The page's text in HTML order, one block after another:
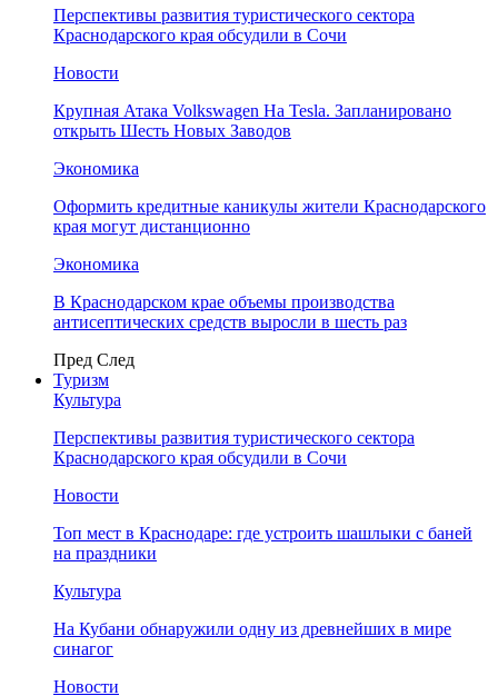
Перспективы развития туристического сектора
Краснодарского края обсудили в Сочи
Новости
Крупная Атака Volkswagen На Tesla. Запланировано
открыть Шесть Новых Заводов
Экономика
Оформить кредитные каникулы жители Краснодарского
края могут дистанционно
Экономика
В Краснодарском крае объемы производства
антисептических средств выросли в шесть раз
Пред След
Туризм
Культура
Перспективы развития туристического сектора
Краснодарского края обсудили в Сочи
Новости
Топ мест в Краснодаре: где устроить шашлыки с баней
на праздники
Культура
На Кубани обнаружили одну из древнейших в мире
синагог
Новости